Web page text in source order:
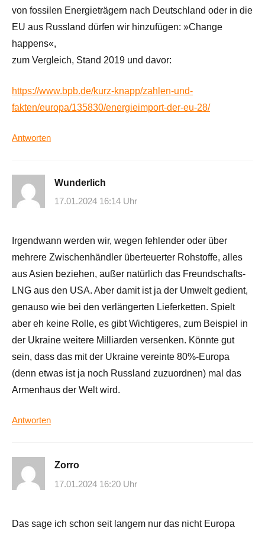
von fossilen Energieträgern nach Deutschland oder in die
EU aus Russland dürfen wir hinzufügen: »Change
happens«,
zum Vergleich, Stand 2019 und davor:
https://www.bpb.de/kurz-knapp/zahlen-und-
fakten/europa/135830/energieimport-der-eu-28/
Antworten
Wunderlich
17.01.2024 16:14 Uhr
Irgendwann werden wir, wegen fehlender oder über
mehrere Zwischenhändler überteuerter Rohstoffe, alles
aus Asien beziehen, außer natürlich das Freundschafts-
LNG aus den USA. Aber damit ist ja der Umwelt gedient,
genauso wie bei den verlängerten Lieferketten. Spielt
aber eh keine Rolle, es gibt Wichtigeres, zum Beispiel in
der Ukraine weitere Milliarden versenken. Könnte gut
sein, dass das mit der Ukraine vereinte 80%-Europa
(denn etwas ist ja noch Russland zuzuordnen) mal das
Armenhaus der Welt wird.
Antworten
Zorro
17.01.2024 16:20 Uhr
Das sage ich schon seit langem nur das nicht Europa